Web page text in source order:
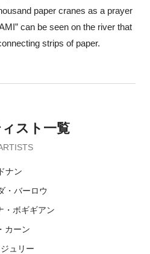
paper cranes as a prayer
can be seen on the river that
strips of paper.
スト一覧
ナン
・バーロウ
・ボギギアン
カーン
ュリー